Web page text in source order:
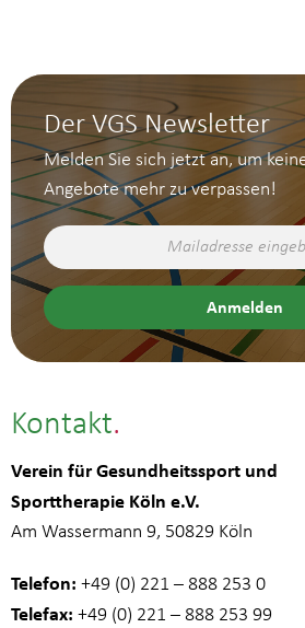
Der VGS Newsletter
Melden Sie sich jetzt an, um
Angebote mehr zu verpassen!
Kontakt
Verein für Gesundheitssport und
Sporttherapie Köln e.V.
Am Wassermann 9, 50829 Köln
Telefon: +49 (0) 221 – 888 253 0
Telefax: +49 (0) 221 – 888 253 99